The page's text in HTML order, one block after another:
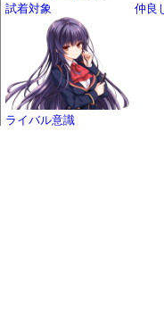
試着対象 仲良
ライバル意識